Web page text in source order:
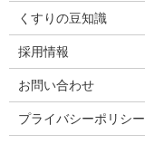
くすりの豆知識
採用情報
お問い合わせ
プライバシーポリシー